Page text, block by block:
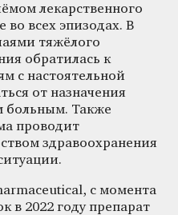
лекарственного
во всех эпизодах. В
тяжёлого
обратилась к
с настоятельной
от назначения
больным. Также
проводит
здравоохранения
с момента
в 2022 году препарат